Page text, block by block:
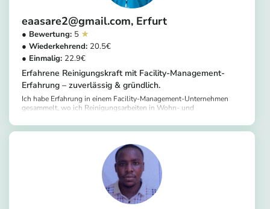
eaasare2@gmail.com Erfurt
5
20.5
22.9
Erfahrene Reinigungskraft mit Facility-Management-
Erfahrung – zuverlässig & gründlich.
Ich habe Erfahrung in einem Facility-Management-Unternehmen
gesammelt, wo ich Reinigungsarbeiten in Wohn- und
Aufgaben gehörten die Kontrolle der Reinigungsqualität, die
Hygiene- und Sicherheitsstandards. Ich habe praktische Erfahrung in
Haushalts-, Büro- und Grundreinigung und arbeite zuverlässig,
gründlich und kundenorientiert.